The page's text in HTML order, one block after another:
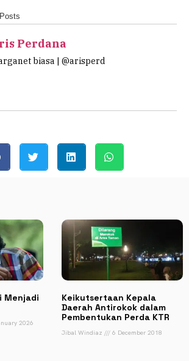
Perdana
biasa | @arisperd
Menjadi
2026
Keikutsertaan Kepala
Daerah Antirokok dalam
Pembentukan Perda KTR
Jibal Windiaz 6 December 2018